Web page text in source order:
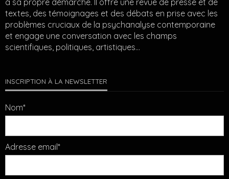
à sa propre démarche. Il offre une revue de presse et de
textes, des témoignages et des débats en prise avec les
problèmes cruciaux de la psychanalyse contemporaine
et engage une conversation avec les champs
scientifiques, politiques, artistiques…
INSCRIPTION À LA NEWSLETTER
Nom*
Adresse email*